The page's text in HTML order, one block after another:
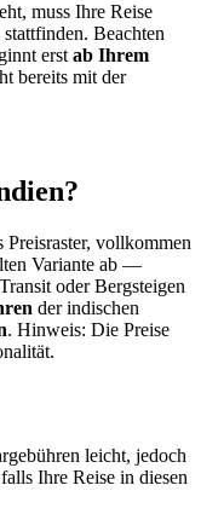
muss Ihre Reise
Beachten
erst ab Ihrem
bereits mit der
vollkommen
Variante ab —
oder Bergsteigen
der indischen
. Hinweis: Die Preise
leicht, jedoch
Ihre Reise in diesen